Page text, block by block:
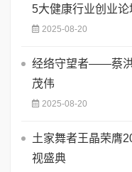
5大健康行业创业
2025-08-20
经络守望者——蔡洪
茂伟
2025-08-20
土家舞者王晶荣膺
视盛典